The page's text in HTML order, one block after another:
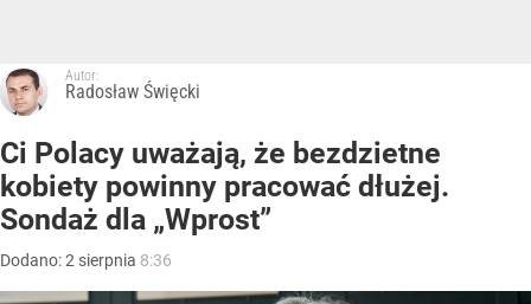
Autor:
Radosław Święcki
Ci Polacy uważają, że bezdzietne
kobiety powinny pracować dłużej.
Sondaż dla „Wprost”
Dodano:2 sierpnia 8:36